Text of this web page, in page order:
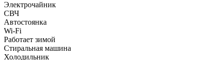
Электрочайник
СВЧ
Автостоянка
Wi-Fi
Работает зимой
Стиральная машина
Холодильник